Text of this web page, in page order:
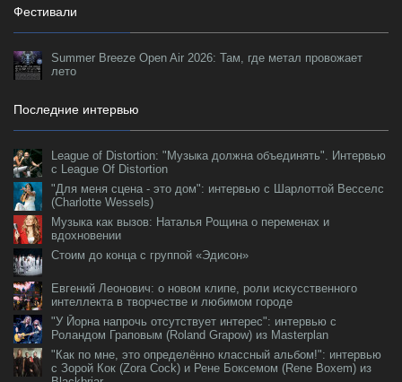
Фестивали
Summer Breeze Open Air 2026: Там, где метал провожает
лето
Последние интервью
League of Distortion: "Музыка должна объединять". Интервью
с League Of Distortion
"Для меня сцена - это дом": интервью с Шарлоттой Весселс
(Charlotte Wessels)
Музыка как вызов: Наталья Рощина о переменах и
вдохновении
Стоим до конца с группой «Эдисон»
Евгений Леонович: о новом клипе, роли искусственного
интеллекта в творчестве и любимом городе
"У Йорна напрочь отсутствует интерес": интервью с
Роландом Граповым (Roland Grapow) из Masterplan
"Как по мне, это определённо классный альбом!": интервью
с Зорой Кок (Zora Cock) и Рене Боксемом (Rene Boxem) из